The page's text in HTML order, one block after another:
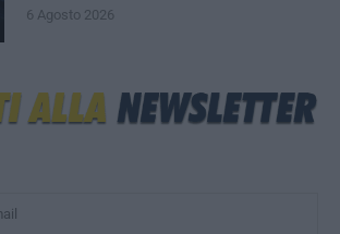
6 Agosto 2026